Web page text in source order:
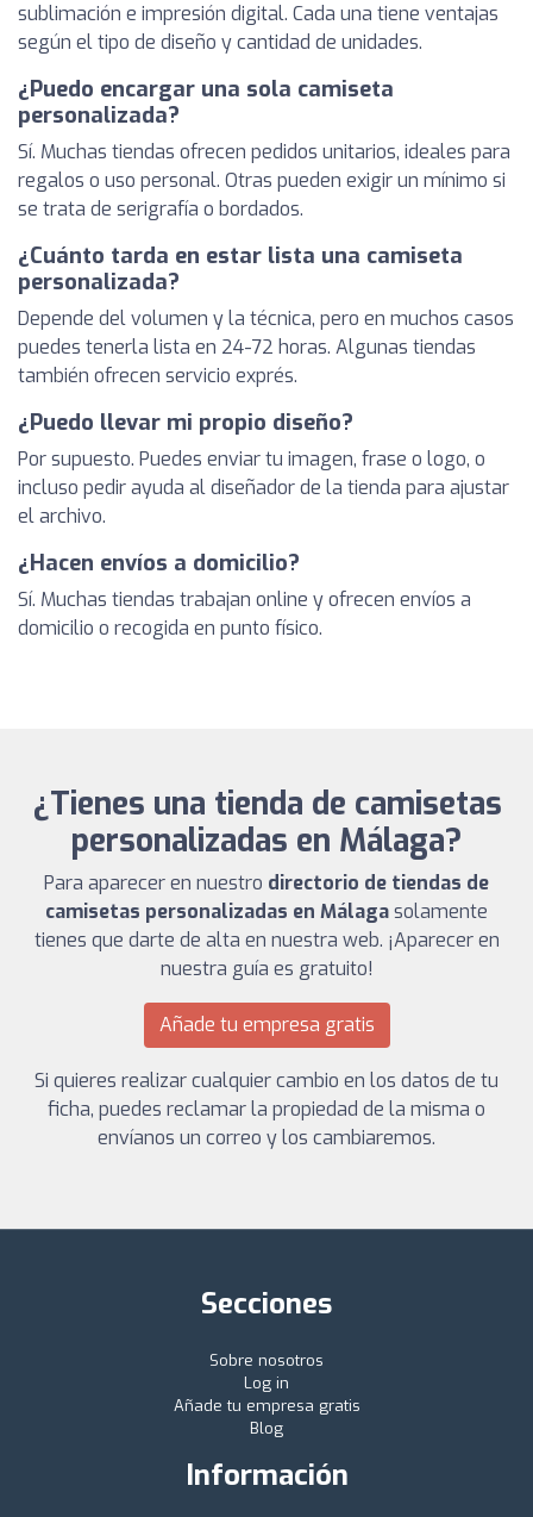
sublimación e impresión digital. Cada una tiene ventajas
según el tipo de diseño y cantidad de unidades.
¿Puedo encargar una sola camiseta
personalizada?
Sí. Muchas tiendas ofrecen pedidos unitarios, ideales para
regalos o uso personal. Otras pueden exigir un mínimo si
se trata de serigrafía o bordados.
¿Cuánto tarda en estar lista una camiseta
personalizada?
Depende del volumen y la técnica, pero en muchos casos
puedes tenerla lista en 24-72 horas. Algunas tiendas
también ofrecen servicio exprés.
¿Puedo llevar mi propio diseño?
Por supuesto. Puedes enviar tu imagen, frase o logo, o
incluso pedir ayuda al diseñador de la tienda para ajustar
el archivo.
¿Hacen envíos a domicilio?
Sí. Muchas tiendas trabajan online y ofrecen envíos a
domicilio o recogida en punto físico.
¿Tienes una tienda de camisetas
personalizadas en Málaga?
Para aparecer en nuestro directorio de tiendas de
camisetas personalizadas en Málagasolamente
tienes que darte de alta en nuestra web. ¡Aparecer en
nuestra guía es gratuito!
Añade tu empresa gratis
Si quieres realizar cualquier cambio en los datos de tu
ficha, puedes reclamar la propiedad de la misma o
envíanos un correo y los cambiaremos.
Secciones
Sobre nosotros
Log in
Añade tu empresa gratis
Blog
Información